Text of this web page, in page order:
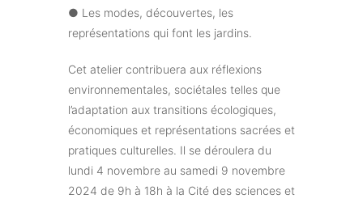
● Les modes, découvertes, les
représentations qui font les jardins.
Cet atelier contribuera aux réflexions
environnementales, sociétales telles que
l’adaptation aux transitions écologiques,
économiques et représentations sacrées et
pratiques culturelles. Il se déroulera du
lundi 4 novembre au samedi 9 novembre
2024 de 9h à 18h à la Cité des sciences et